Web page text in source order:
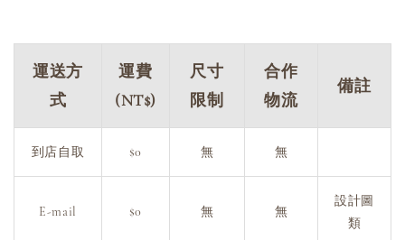
運送方
式
運費
(NT$)
尺寸
限制
合作
物流
備註
到店自取 $0 無 無
E-mail $0 無 無
設計圖
類